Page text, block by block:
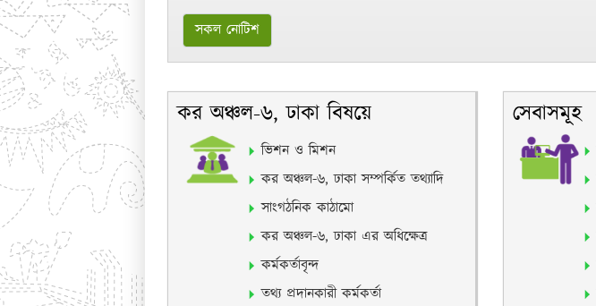
সকল নোটিশ
কর অঞ্চল-৬, ঢাকা বিষয়ে
ভিশন ও মিশন
কর অঞ্চল-৬, ঢাকা সম্পর্কিত তথ্যাদি
সাংগঠনিক কাঠামো
কর অঞ্চল-৬, ঢাকা এর অধিক্ষেত্র
কর্মকর্তাবৃন্দ
তথ্য প্রদানকারী কর্মকর্তা
সেবাসমূহ